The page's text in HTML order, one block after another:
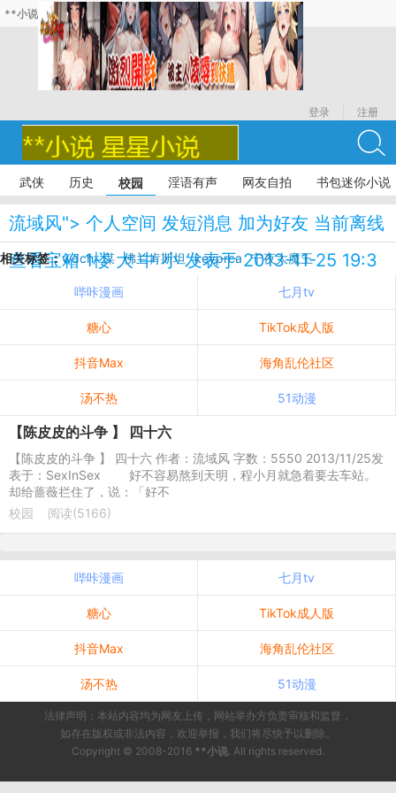
**小说
登录 注册
武侠 历史 校园 淫语有声 网友自拍 书包迷你小说
流域风"> 个人空间 发短消息 加为好友 当前离线
查看宝箱 1楼 大 中 小 发表于 2013-11-25 19:3
相关标签：wdch 谋 佛兰肯斯坦 keyprca 宁夜大魔王
哔咔漫画 七月tv
糖心 TikTok成人版
抖音Max 海角乱伦社区
汤不热 51动漫
【陈皮皮的斗争 】 四十六
【陈皮皮的斗争 】 四十六 作者：流域风 字数：5550 2013/11/25发
表于：SexInSex 好不容易熬到天明，程小月就急着要去车站。
却给蔷薇拦住了，说：「好不
校园
阅读(5166)
哔咔漫画 七月tv
糖心 TikTok成人版
抖音Max 海角乱伦社区
汤不热 51动漫
法律声明：本站内容均为网友上传，网站举办方负责审核和监督，
如存在版权或非法内容，欢迎举报，我们将尽快予以删除。
Copyright © 2008-2016 **小说. All rights reserved.